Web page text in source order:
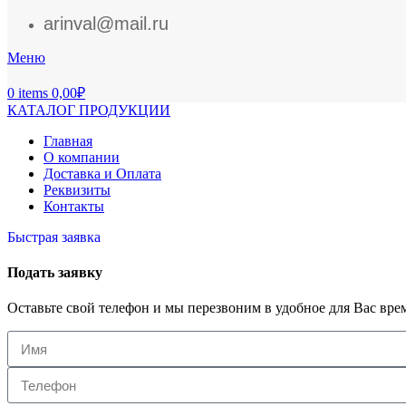
arinval@mail.ru
Меню
0 items 0,00₽
КАТАЛОГ ПРОДУКЦИИ
Главная
О компании
Доставка и Оплата
Реквизиты
Контакты
Быстрая заявка
Подать заявку
Оставьте свой телефон и мы перезвоним в удобное для Вас